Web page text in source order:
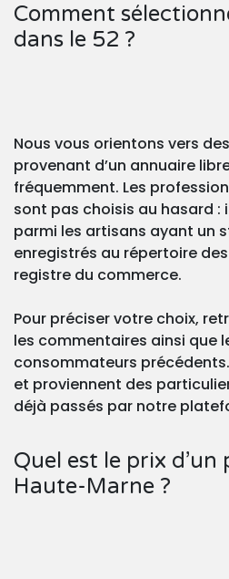
Comment
dans le 52 ?
Nous vous orientons vers
provenant d’un annuaire
fréquemment. Les
sont pas choisis au hasard :
parmi les artisans ayant un
enregistrés au répertoire
registre du commerce.
Pour préciser votre choix,
les commentaires ainsi que
consommateurs
et proviennent des
déjà passés par notre
Quel est le prix d’un
Haute-Marne ?